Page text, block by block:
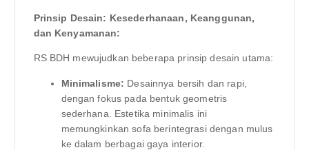
Prinsip Desain: Kesederhanaan, Keanggunan,
dan Kenyamanan:
RS BDH mewujudkan beberapa prinsip desain utama:
Minimalisme: Desainnya bersih dan rapi,
dengan fokus pada bentuk geometris
sederhana. Estetika minimalis ini
memungkinkan sofa berintegrasi dengan mulus
ke dalam berbagai gaya interior.